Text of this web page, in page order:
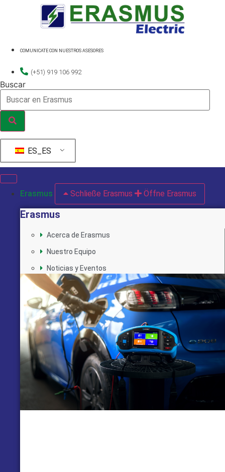
COMUNICATE CON NUESTROS ASESORES
(+51) 919 106 992
Buscar
ES_ES
Erasmus Schließe Erasmus Öffne Erasmus
Erasmus
Acerca de Erasmus
Nuestro Equipo
Noticias y Eventos